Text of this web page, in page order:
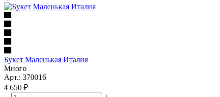
Букет Маленькая Италия
Много
Арт.: 370016
4 650 ₽